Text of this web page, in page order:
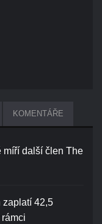
KOMENTÁŘE
míří další člen The
zaplatí 42,5